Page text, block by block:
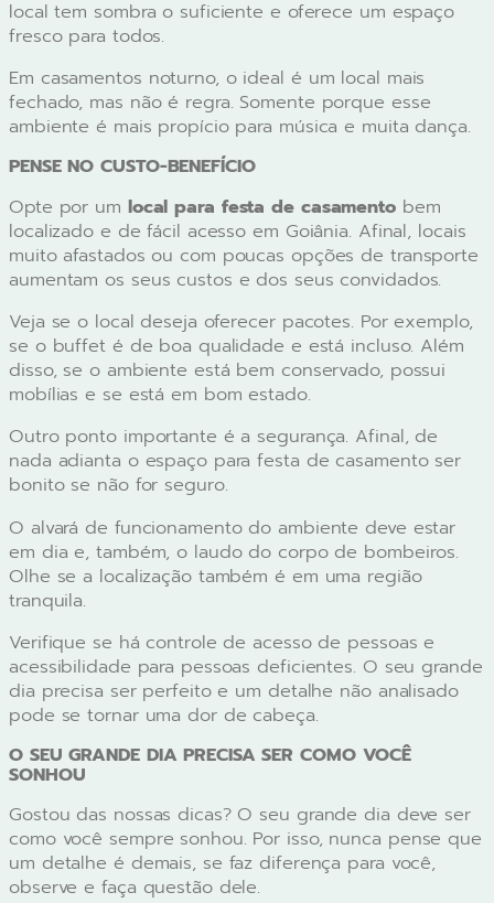
local tem sombra o suficiente e oferece um espaço
fresco para todos.
Em casamentos noturno, o ideal é um local mais
fechado, mas não é regra. Somente porque esse
ambiente é mais propício para música e muita dança.
PENSE NO CUSTO-BENEFÍCIO
Opte por um local para festa de casamento bem
localizado e de fácil acesso em Goiânia. Afinal, locais
muito afastados ou com poucas opções de transporte
aumentam os seus custos e dos seus convidados.
Veja se o local deseja oferecer pacotes. Por exemplo,
se o buffet é de boa qualidade e está incluso. Além
disso, se o ambiente está bem conservado, possui
mobílias e se está em bom estado.
Outro ponto importante é a segurança. Afinal, de
nada adianta o espaço para festa de casamento ser
bonito se não for seguro.
O alvará de funcionamento do ambiente deve estar
em dia e, também, o laudo do corpo de bombeiros.
Olhe se a localização também é em uma região
tranquila.
Verifique se há controle de acesso de pessoas e
acessibilidade para pessoas deficientes. O seu grande
dia precisa ser perfeito e um detalhe não analisado
pode se tornar uma dor de cabeça.
O SEU GRANDE DIA PRECISA SER COMO VOCÊ
SONHOU
Gostou das nossas dicas? O seu grande dia deve ser
como você sempre sonhou. Por isso, nunca pense que
um detalhe é demais, se faz diferença para você,
observe e faça questão dele.